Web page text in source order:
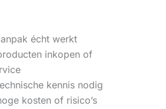
écht werkt
inkopen of
kennis nodig
kosten of risico’s